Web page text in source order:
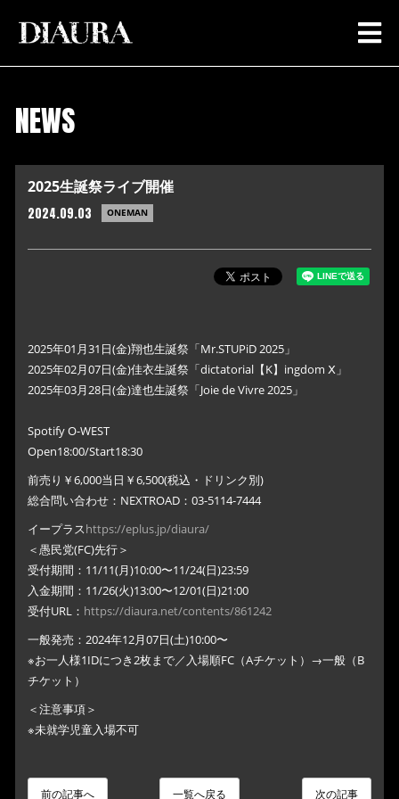
NEWS
2025生誕祭ライブ開催
2024.09.03 ONEMAN
2025年01月31日(金)翔也生誕祭「Mr.STUPiD 2025」
2025年02月07日(金)佳衣生誕祭「dictatorial【K】ingdom Ⅹ」
2025年03月28日(金)達也生誕祭「Joie de Vivre 2025」
Spotify O-WEST
Open18:00/Start18:30
前売り￥6,000当日￥6,500(税込・ドリンク別)
総合問い合わせ：NEXTROAD：03-5114-7444
イープラスhttps://eplus.jp/diaura/
＜愚民党(FC)先行＞
受付期間：11/11(月)10:00〜11/24(日)23:59
入金期間：11/26(火)13:00〜12/01(日)21:00
受付URL： https://diaura.net/contents/861242
一般発売：2024年12月07日(土)10:00〜
※お一人様1IDにつき2枚まで／入場順FC（Aチケット）→一般（B
チケット）
＜注意事項＞
※未就学児童入場不可
次の記事
一覧へ戻る
前の記事へ